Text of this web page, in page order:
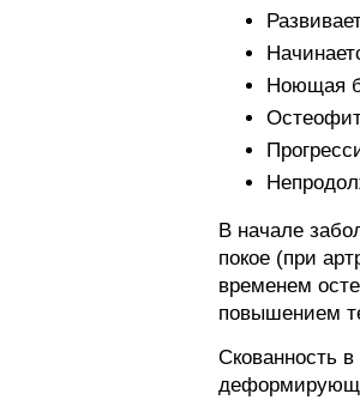
Ноющая
В начале
покое (при
временем
повышением
Скованность